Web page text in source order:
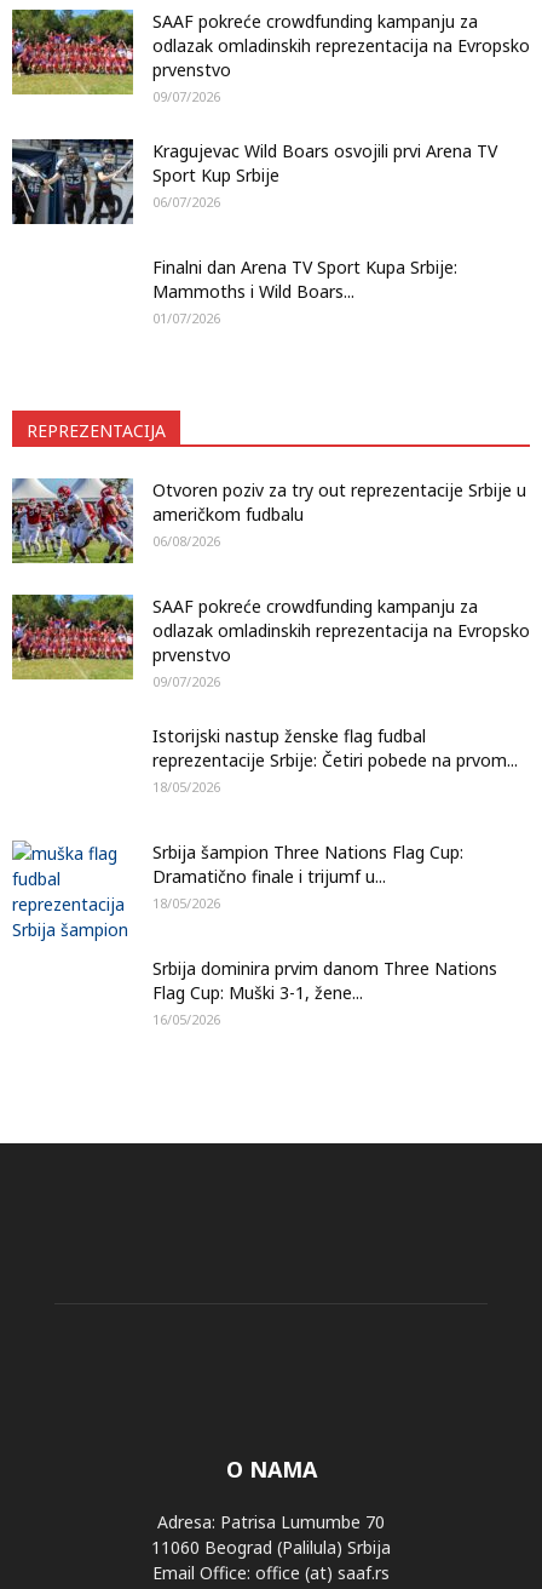
SAAF pokreće crowdfunding kampanju za
odlazak omladinskih reprezentacija na Evropsko
prvenstvo
09/07/2026
Kragujevac Wild Boars osvojili prvi Arena TV
Sport Kup Srbije
06/07/2026
Finalni dan Arena TV Sport Kupa Srbije:
Mammoths i Wild Boars...
01/07/2026
REPREZENTACIJA
Otvoren poziv za try out reprezentacije Srbije u
američkom fudbalu
06/08/2026
SAAF pokreće crowdfunding kampanju za
odlazak omladinskih reprezentacija na Evropsko
prvenstvo
09/07/2026
Istorijski nastup ženske flag fudbal
reprezentacije Srbije: Četiri pobede na prvom...
18/05/2026
Srbija šampion Three Nations Flag Cup:
Dramatično finale i trijumf u...
18/05/2026
Srbija dominira prvim danom Three Nations
Flag Cup: Muški 3-1, žene...
16/05/2026
O NAMA
Adresa: Patrisa Lumumbe 70
11060 Beograd (Palilula) Srbija
Email Office: office (at) saaf.rs